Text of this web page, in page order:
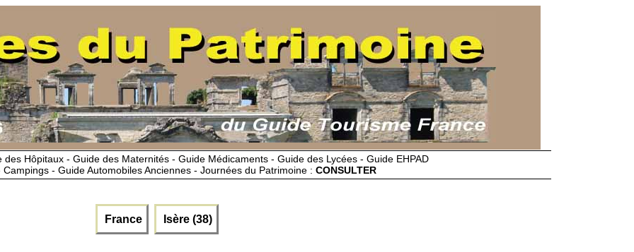
Hôpitaux - Guide des Maternités - Guide Médicaments - Guide des Lycées - Guide EHPAD
- Guide Automobiles Anciennes - Journées du Patrimoine : CONSULTER
France Isère (38)